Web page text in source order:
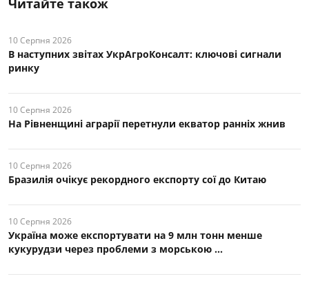
Читайте також
10 Серпня 2026
В наступних звітах УкрАгроКонсалт: ключові cигнали
ринку
10 Серпня 2026
На Рівненщині аграрії перетнули екватор ранніх жнив
10 Серпня 2026
Бразилія очікує рекордного експорту сої до Китаю
10 Серпня 2026
Україна може експортувати на 9 млн тонн менше
кукурудзи через проблеми з морською ...